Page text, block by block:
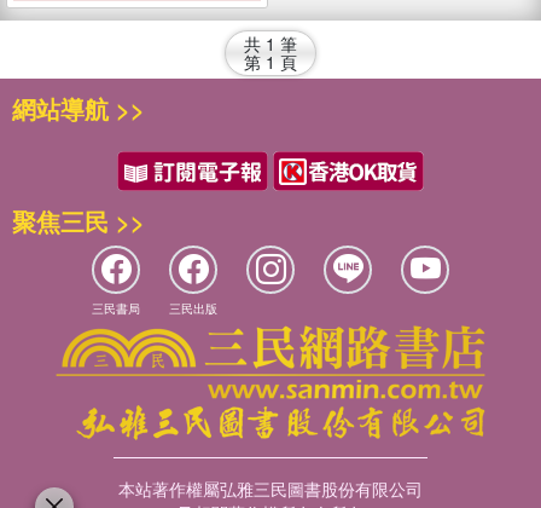
共 1 筆
第 1 頁
網站導航 >>
聚焦三民 >>
三民書局 三民出版
本站著作權屬弘雅三民圖書股份有限公司